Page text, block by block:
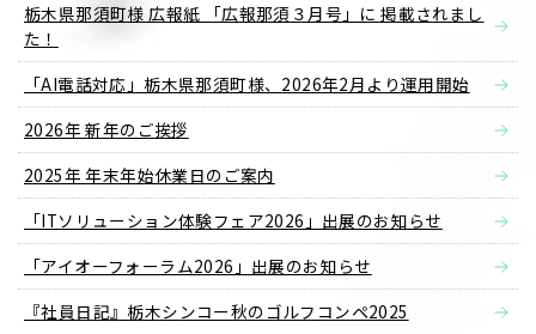
栃木県那須町様 広報紙 「広報那須３月号」に 掲載されまし
た！
「AI電話対応」栃木県那須町様、2026年2月より運用開始
2026年 新年のご挨拶
2025年 年末年始休業日のご案内
「ITソリューション体験フェア2026」出展のお知らせ
「アイオーフォーラム2026」出展のお知らせ
『社員日記』栃木シンコー秋のゴルフコンペ2025